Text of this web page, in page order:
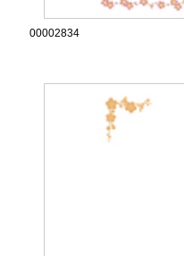
00002834